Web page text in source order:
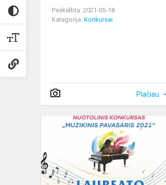
Paskelbta: 2021-05-18
Kategorija: Konkursai
Plačiau